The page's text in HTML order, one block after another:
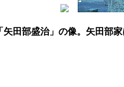
矢田部盛治」の像。矢田部